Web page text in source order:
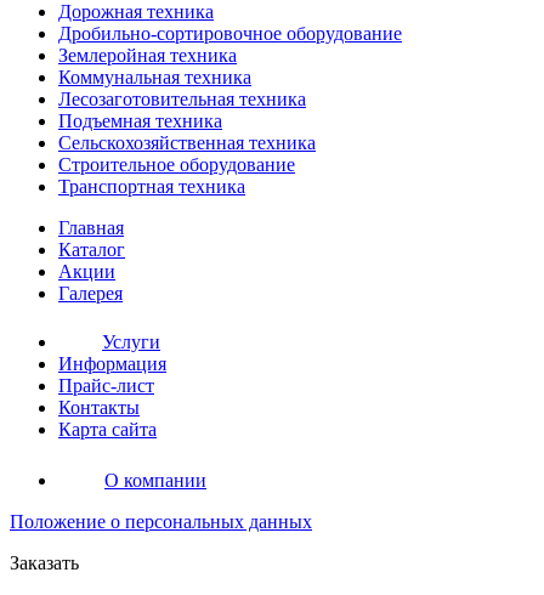
Дорожная техника
Дробильно-сортировочное оборудование
Землеройная техника
Коммунальная техника
Лесозаготовительная техника
Подъемная техника
Сельскохозяйственная техника
Строительное оборудование
Транспортная техника
Главная
Каталог
Акции
Галерея
Услуги
Информация
Прайс-лист
Контакты
Карта сайта
О компании
Положение о персональных данных
Заказать